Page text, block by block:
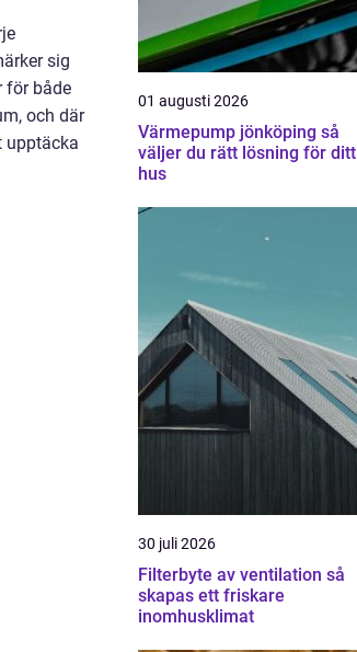
sig
för både
och där
upptäcka
01 augusti 2026
Värmepump jönköping så
väljer du rätt lösning för ditt
hus
30 juli 2026
Filterbyte av ventilation så
skapas ett friskare
inomhusklimat